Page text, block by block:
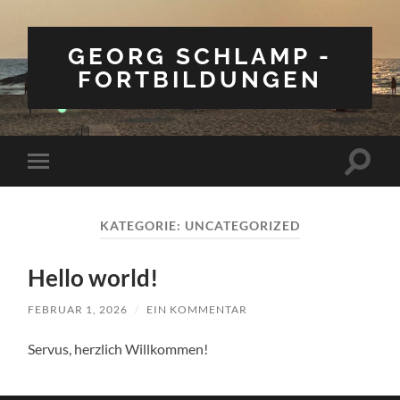
GEORG SCHLAMP -
FORTBILDUNGEN
Mobile-
Menü
KATEGORIE: UNCATEGORIZED
Hello world!
FEBRUAR 1, 2026 / EIN KOMMENTAR
Servus, herzlich Willkommen!